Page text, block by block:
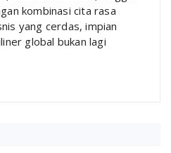
kombinasi cita rasa
yang cerdas, impian
global bukan lagi